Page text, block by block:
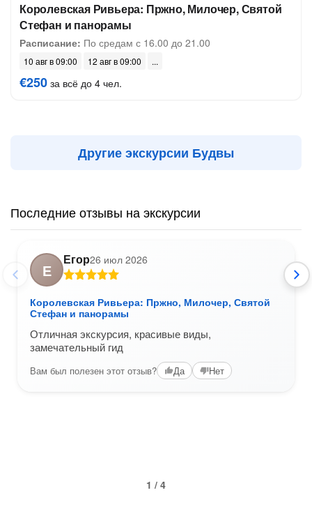
Королевская Ривьера: Пржно, Милочер, Святой
Стефан и панорамы
Расписание: По средам с 16.00 до 21.00
10 авг в 09:00 12 авг в 09:00
€250 за всё до 4 чел.
Другие экскурсии Будвы
Последние отзывы на экскурсии
Е
Егор26 июл 2026
Королевская Ривьера: Пржно, Милочер, Святой
Стефан и панорамы
Отличная экскурсия, красивые виды,
замечательный гид
Вам был полезен этот отзыв? Да Нет
1 / 4